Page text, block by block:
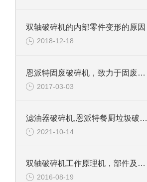
双轴破碎机的内部零件变形的原因
2018-12-18
恩派特固废破碎机，致力于固废处理
2017-03-03
滤油器破碎机,恩派特餐厨垃圾破碎机介绍
2021-10-14
双轴破碎机工作原理机，部件及应用范围
2016-08-19